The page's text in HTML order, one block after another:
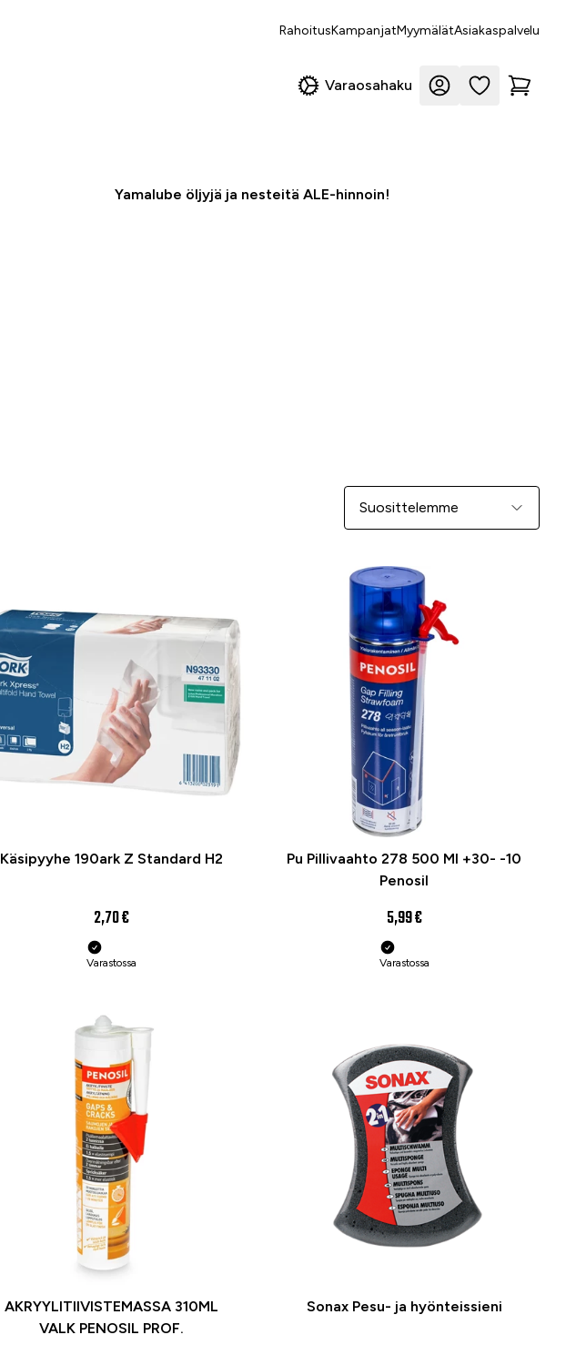
RahoitusKampanjatMyymälätAsiakaspalvelu
Varaosahaku
Yamalube öljyjä ja nesteitä ALE-hinnoin!
Järjestä
Käsipyyhe 190ark Z Standard H2
2,70 €
Varastossa
Pu Pillivaahto 278 500 Ml +30- -10
Penosil
5,99 €
Varastossa
AKRYYLITIIVISTEMASSA 310ML
VALK PENOSIL PROF.
Sonax Pesu- ja hyönteissieni